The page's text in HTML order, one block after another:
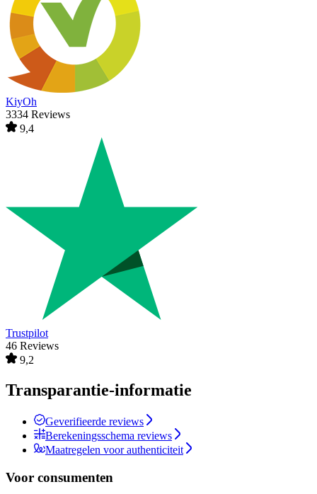
KiyOh
3334 Reviews
9,4
Trustpilot
46 Reviews
9,2
Transparantie-informatie
Geverifieerde reviews
Berekeningsschema reviews
Maatregelen voor authenticiteit
Voor consumenten